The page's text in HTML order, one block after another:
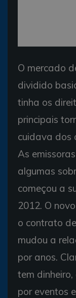
O mercado
dividido
tinha os
principais
cuidava dos
As
algumas
começou a
2012. O
o contrato
mudou a
por anos.
tem
por eventos